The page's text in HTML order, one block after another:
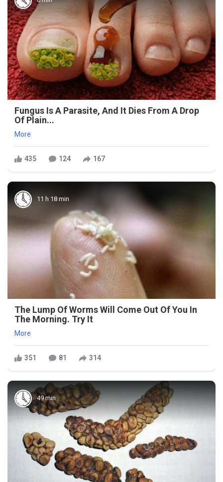
Fungus Is A Parasite, And It Dies From A Drop
Of Plain...
More
435 124 167
11 h 18 min
The Lump Of Worms Will Come Out Of You In
The Morning. Try It
More
351 81 314
49 min